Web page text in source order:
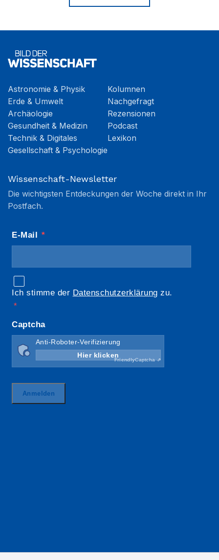
Astronomie & Physik
Erde & Umwelt
Archäologie
Gesundheit & Medizin
Technik & Digitales
Gesellschaft & Psychologie
Kolumnen
Nachgefragt
Rezensionen
Podcast
Lexikon
Wissenschaft-Newsletter
Die wichtigsten Entdeckungen der Woche direkt in Ihr
Postfach.